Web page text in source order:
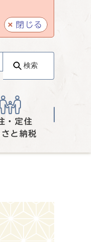
閉じる
検索
・定住
と納税